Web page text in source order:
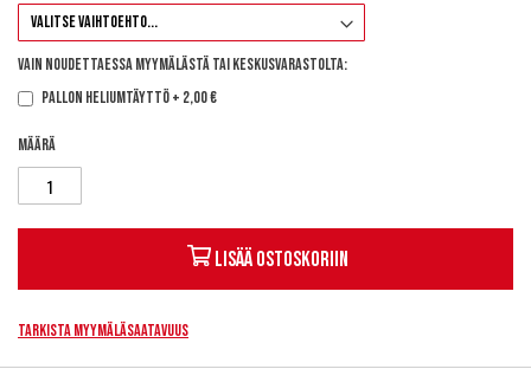
Vain noudettaessa myymälästä tai keskusvarastolta:
Pallon heliumtäyttö+ 2,00 €
Määrä
Lisää ostoskoriin
Tarkista myymäläsaatavuus